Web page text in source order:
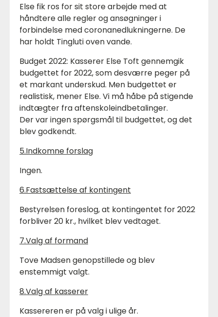
Else fik ros for sit store arbejde med at
håndtere alle regler og ansøgninger i
forbindelse med coronanedlukningerne. De
har holdt Tingluti oven vande.
Budget 2022: Kasserer Else Toft gennemgik
budgettet for 2022, som desværre peger på
et markant underskud. Men budgettet er
realistisk, mener Else. Vi må håbe på stigende
indtægter fra aftenskoleindbetalinger.
Der var ingen spørgsmål til budgettet, og det
blev godkendt.
5.Indkomne forslag
Ingen.
6.Fastsættelse af kontingent
Bestyrelsen foreslog, at kontingentet for 2022
forbliver 20 kr., hvilket blev vedtaget.
7.Valg af formand
Tove Madsen genopstillede og blev
enstemmigt valgt.
8.Valg af kasserer
Kassereren er på valg i ulige år.